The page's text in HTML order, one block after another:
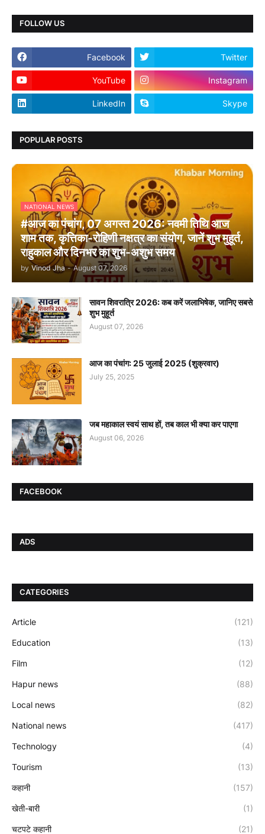
FOLLOW US
Facebook Twitter
YouTube Instagram
LinkedIn Skype
POPULAR POSTS
NATIONAL NEWS
#आज का पंचांग, 07 अगस्त 2026: नवमी तिथि आज
शाम तक, कृत्तिका-रोहिणी नक्षत्र का संयोग, जानें शुभ मुहूर्त,
राहुकाल और दिनभर का शुभ-अशुभ समय
by Vinod Jha - August 07, 2026
सावन शिवरात्रि 2026: कब करें जलाभिषेक, जानिए सबसे
शुभ मुहूर्त
August 07, 2026
आज का पंचांग: 25 जुलाई 2025 (शुक्रवार)
July 25, 2025
जब महाकाल स्वयं साथ हों, तब काल भी क्या कर पाएगा
August 06, 2026
FACEBOOK
ADS
CATEGORIES
Article (121)
Education (13)
Film (12)
Hapur news (88)
Local news (82)
National news (417)
Technology (4)
Tourism (13)
कहानी (157)
खेती-बारी (1)
चटपटे कहानी (21)